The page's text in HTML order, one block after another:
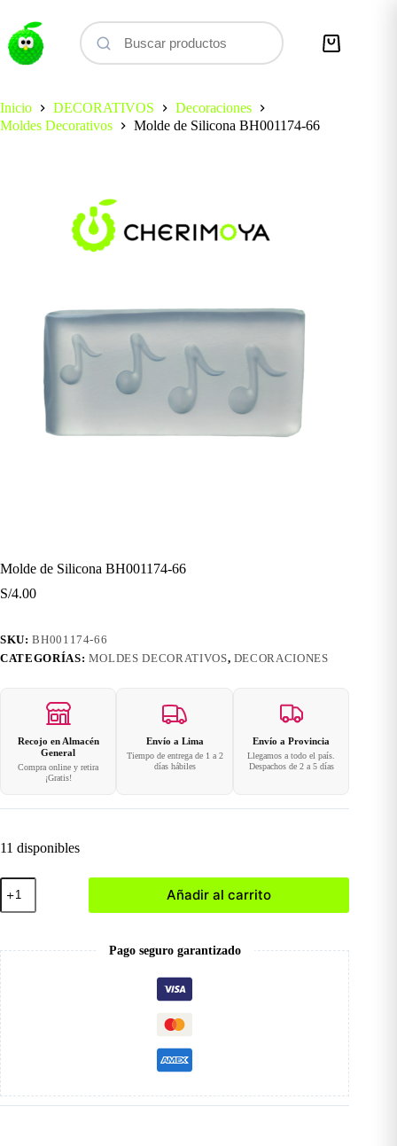
contenido
Carro
Inicio
DECORATIVOS
Decoraciones
Moldes Decorativos
Molde de Silicona BH001174-66
Molde de Silicona BH001174-66
S/4.00
SKU:BH001174-66
CATEGORÍAS: MOLDES DECORATIVOS, DECORACIONES
Recojo en Almacén
General
Compra online y retira
¡Gratis!
Envío a Lima
Tiempo de entrega de 1 a 2
días hábiles
Envío a Provincia
Llegamos a todo el país.
Despachos de 2 a 5 días
11 disponibles
Molde
de
Silicona
cantidad
Añadir al carrito
Pago seguro garantizado